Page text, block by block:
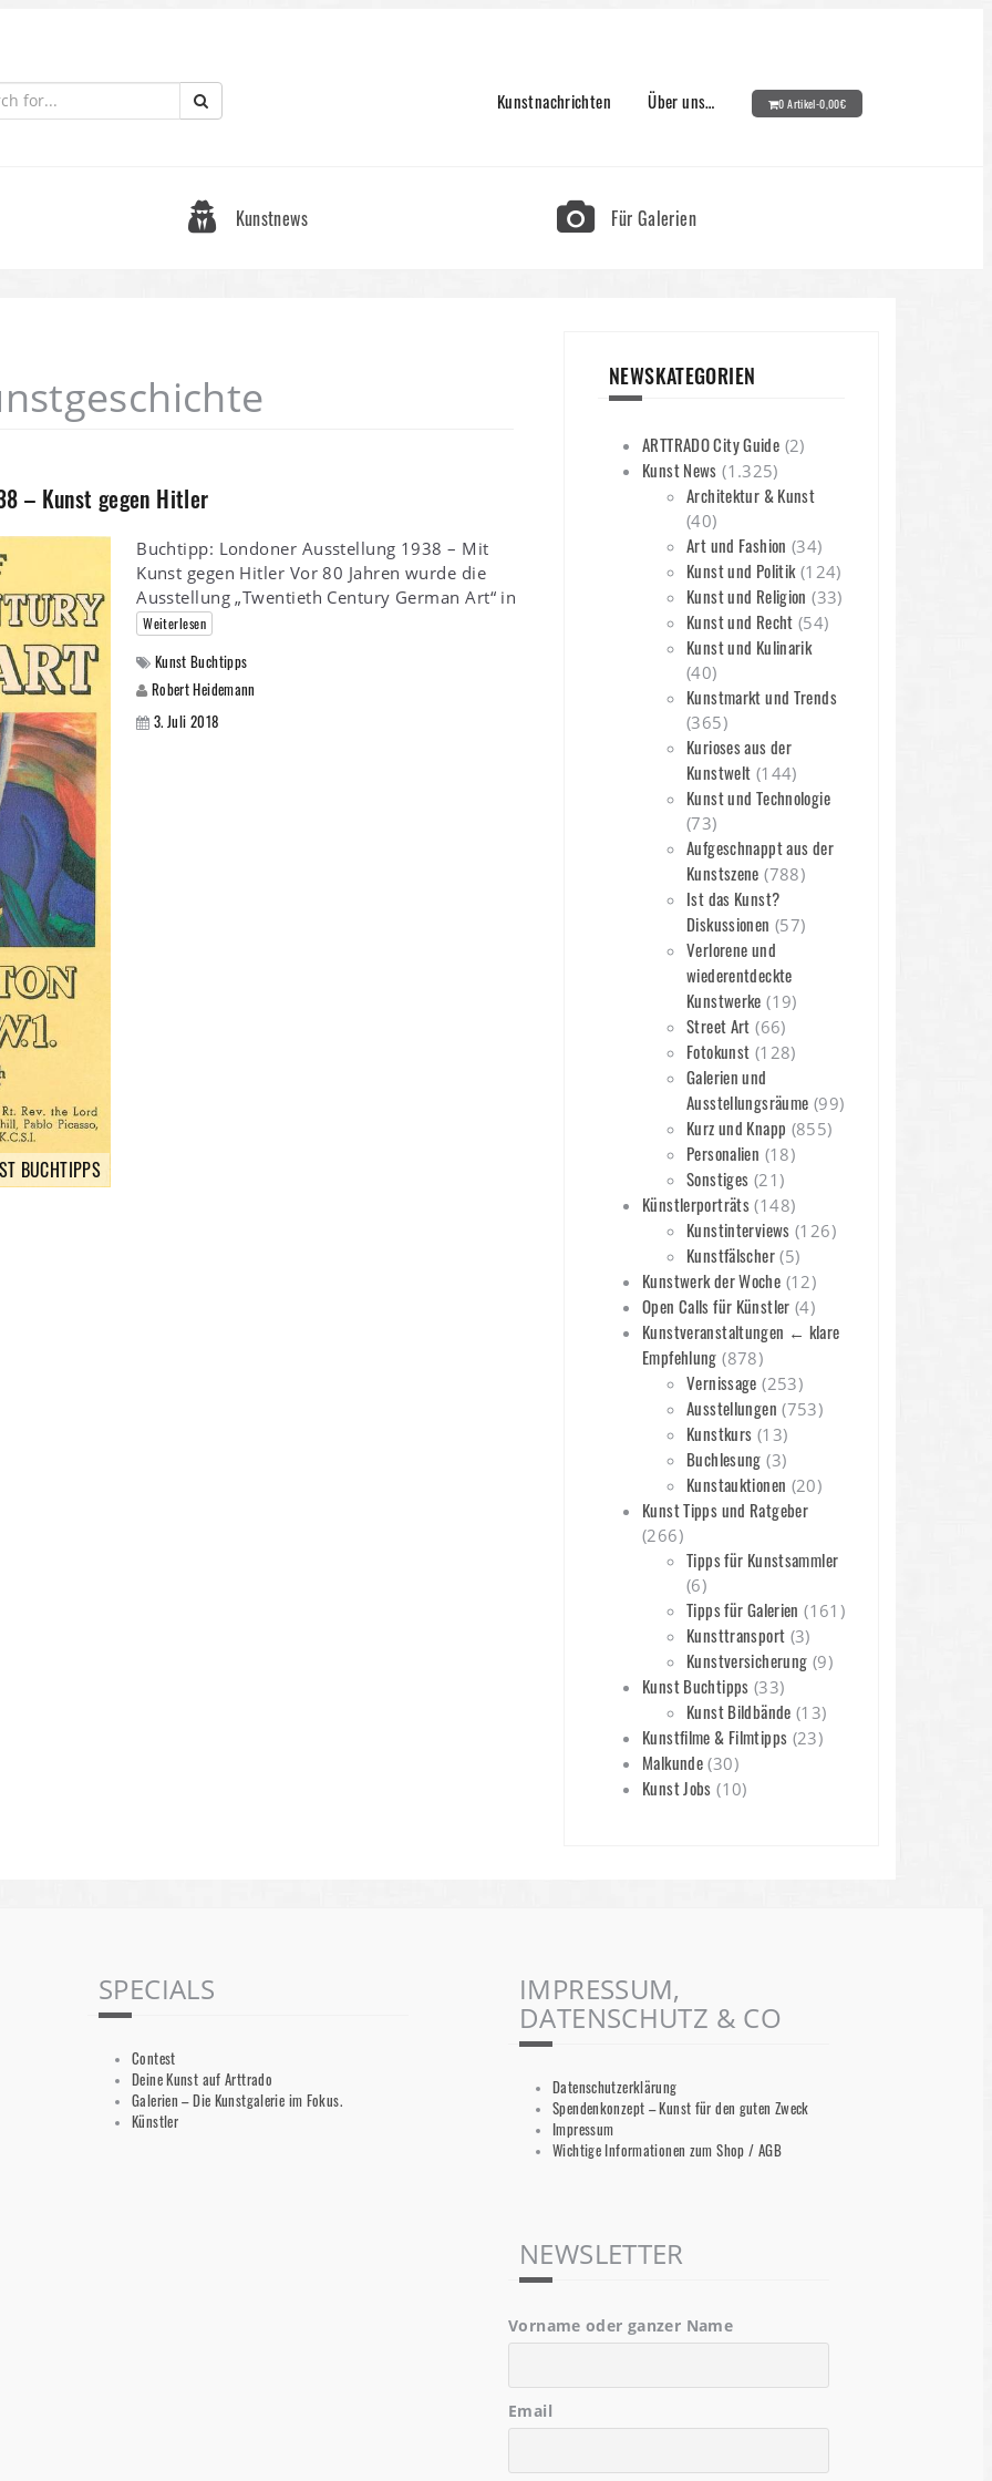
Kunstnachrichten Über uns… 0 Artikel-0,00€
Kunstnews Für Galerien
– Kunst gegen Hitler
BUCHTIPPS
Buchtipp: Londoner Ausstellung 1938 – Mit
Kunst gegen Hitler Vor 80 Jahren wurde die
Ausstellung „Twentieth Century German Art“ in
Weiterlesen
Kunst Buchtipps
Robert Heidemann
3. Juli 2018
NEWSKATEGORIEN
ARTTRADO City Guide (2)
Kunst News (1.325)
Architektur & Kunst
(40)
Art und Fashion (34)
Kunst und Politik(124)
Kunst und Religion (33)
Kunst und Recht (54)
Kunst und Kulinarik
(40)
Kunstmarkt und Trends
(365)
Kurioses aus der
Kunstwelt (144)
Kunst und Technologie
(73)
Aufgeschnappt aus der
Kunstszene (788)
Ist das Kunst?
Diskussionen (57)
Verlorene und
wiederentdeckte
Kunstwerke (19)
Street Art (66)
Fotokunst (128)
Galerien und
Ausstellungsräume (99)
Kurz und Knapp (855)
Personalien (18)
Sonstiges (21)
Künstlerporträts (148)
Kunstinterviews (126)
Kunstfälscher(5)
Kunstwerk der Woche (12)
Open Calls für Künstler (4)
Kunstveranstaltungen ← klare
Empfehlung (878)
Vernissage (253)
Ausstellungen (753)
Kunstkurs (13)
Buchlesung (3)
Kunstauktionen (20)
Kunst Tipps und Ratgeber
(266)
Tipps für Kunstsammler
(6)
Tipps für Galerien (161)
Kunsttransport (3)
Kunstversicherung (9)
Kunst Buchtipps (33)
Kunst Bildbände (13)
Kunstfilme & Filmtipps (23)
Malkunde (30)
Kunst Jobs (10)
SPECIALS
Contest
Deine Kunst auf Arttrado
Galerien – Die Kunstgalerie im Fokus.
Künstler
IMPRESSUM,
DATENSCHUTZ & CO
Datenschutzerklärung
Spendenkonzept – Kunst für den guten Zweck
Impressum
Wichtige Informationen zum Shop / AGB
NEWSLETTER
Vorname oder ganzer Name
Email